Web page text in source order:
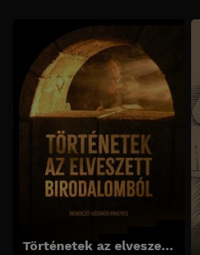
Történetek az elveszett birodalomból